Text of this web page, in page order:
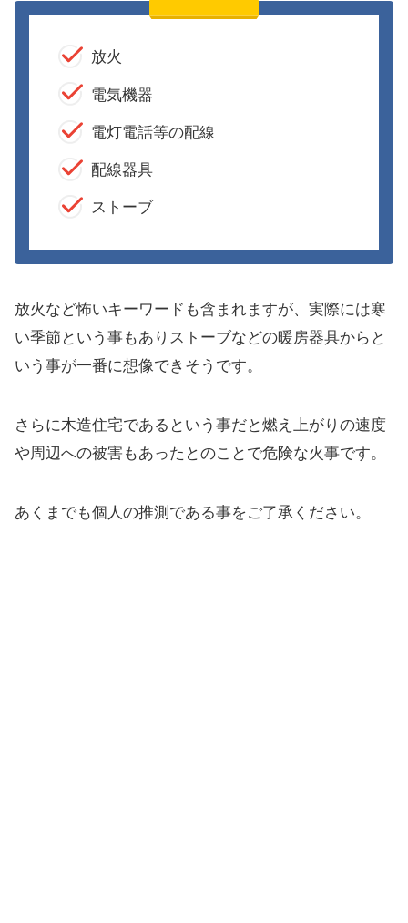
放火
電気機器
電灯電話等の配線
配線器具
ストーブ
放火など怖いキーワードも含まれますが、実際には寒
い季節という事もありストーブなどの暖房器具からと
いう事が一番に想像できそうです。
さらに木造住宅であるという事だと燃え上がりの速度
や周辺への被害もあったとのことで危険な火事です。
あくまでも個人の推測である事をご了承ください。